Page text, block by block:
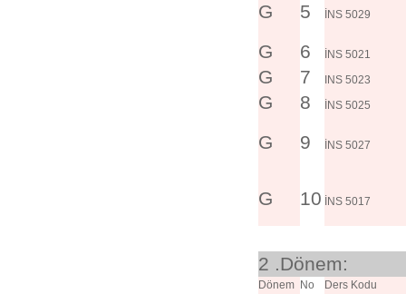
G 5 İNS 5029
G 6 İNS 5021
G 7 INS 5023
G 8 İNS 5025
G 9 İNS 5027
G 10 İNS 5017
2 .Dönem:
Dönem No Ders Kodu